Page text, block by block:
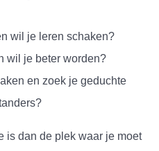
wil je leren schaken?
wil je beter worden?
en zoek je geduchte
is dan de plek waar je moet